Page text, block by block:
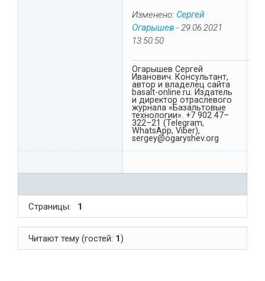
Изменено: Сергей
Огарышев - 29.06.2021
13:50:50
Огарышев Сергей
Иванович. Консультант,
автор и владелец сайта
basalt-online.ru. Издатель
и директор отраслевого
журнала «Базальтовые
технологии». +7 902 47–
322–21 (Telegram,
WhatsApp, Viber),
sergey@ogaryshev.org
Страницы: 1
Читают тему (гостей: 1)